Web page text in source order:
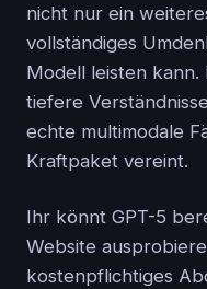
nicht nur ein
vollständiges
Modell leisten
tiefere
echte multimodale
Kraftpaket vereint.
Ihr könnt GPT-5
Website
kostenpflichtiges